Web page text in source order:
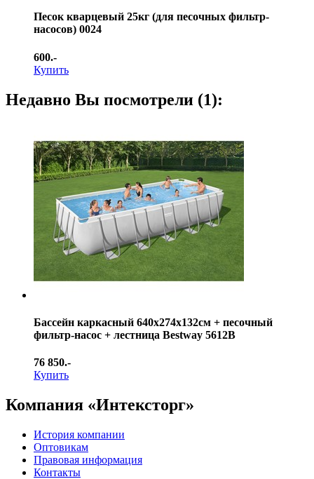
Песок кварцевый 25кг (для песочных фильтр-
насосов) 0024
600.-
Купить
Недавно Вы посмотрели (1):
Бассейн каркасный 640х274х132см + песочный
фильтр-насос + лестница Bestway 5612B
76 850.-
Купить
Компания «Интексторг»
История компании
Оптовикам
Правовая информация
Контакты